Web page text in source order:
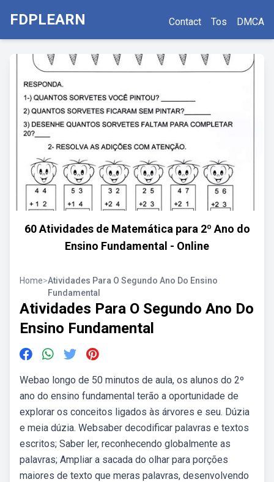
FDPLEARN Contact Tos DMCA
60 Atividades de Matemática para 2º Ano do
Ensino Fundamental - Online
Home>Atividades Para O Segundo Ano Do Ensino
Fundamental
Atividades Para O Segundo Ano Do
Ensino Fundamental
Webao longo de 50 minutos de aula, os alunos do 2º
ano do ensino fundamental terão a oportunidade de
explorar os conceitos ligados às árvores e seu. Dúzia
e meia dúzia. Websaber decodificar palavras e textos
escritos; Saber ler, reconhecendo globalmente as
palavras; Ampliar a sacada do olhar para porções
maiores de texto que meras palavras, desenvolvendo